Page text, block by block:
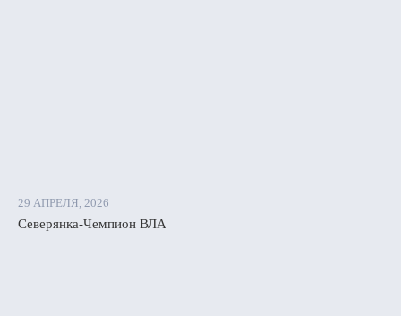
29 АПРЕЛЯ, 2026
Северянка-Чемпион ВЛА